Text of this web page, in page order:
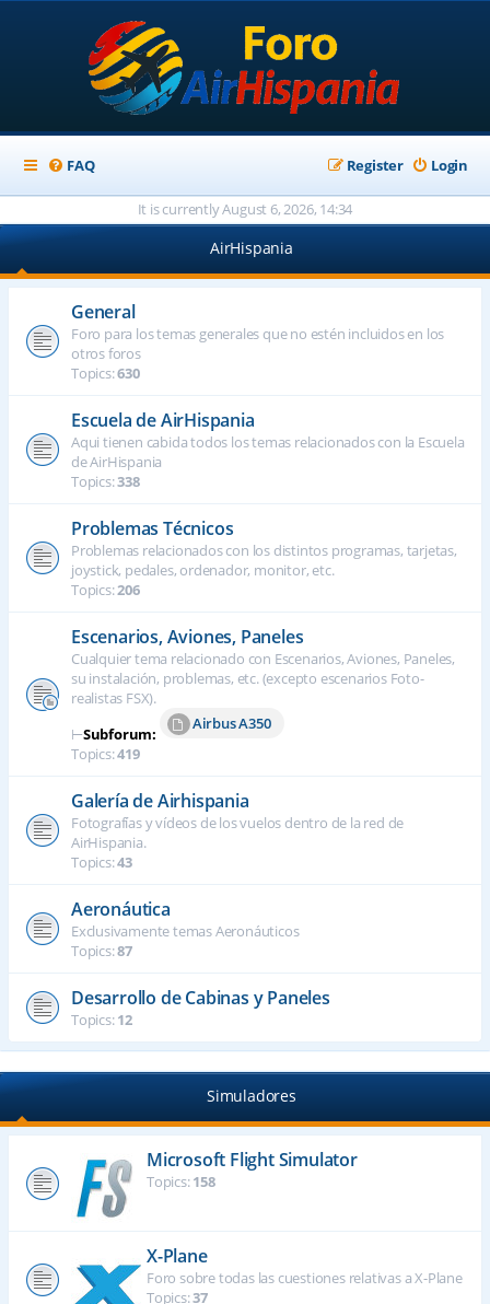
FAQ Login
Register
It is currently August 6, 2026, 14:34
AirHispania
General
Foro para los temas generales que no estén incluidos en los
otros foros
Topics:630
Escuela de AirHispania
Aqui tienen cabida todos los temas relacionados con la Escuela
de AirHispania
Topics:338
Problemas Técnicos
Problemas relacionados con los distintos programas, tarjetas,
joystick, pedales, ordenador, monitor, etc.
Topics:206
Escenarios, Aviones, Paneles
Cualquier tema relacionado con Escenarios, Aviones, Paneles,
su instalación, problemas, etc. (excepto escenarios Foto-
realistas FSX).
⊢Subforum:
Airbus A350
Topics:419
Galería de Airhispania
Fotografías y vídeos de los vuelos dentro de la red de
AirHispania.
Topics:43
Aeronáutica
Exclusivamente temas Aeronáuticos
Topics:87
Desarrollo de Cabinas y Paneles
Topics:12
Simuladores
Microsoft Flight Simulator
Topics:158
X-Plane
Foro sobre todas las cuestiones relativas a X-Plane
Topics:37